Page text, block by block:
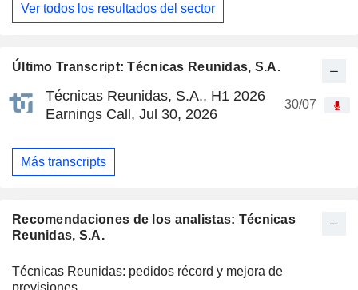
Último Transcript: Técnicas Reunidas, S.A.
Técnicas Reunidas, S.A., H1 2026
Earnings Call, Jul 30, 2026
30/07
Más transcripts
Recomendaciones de los analistas: Técnicas
Reunidas, S.A.
Técnicas Reunidas: pedidos récord y mejora de
Ver todos los resultados del sector